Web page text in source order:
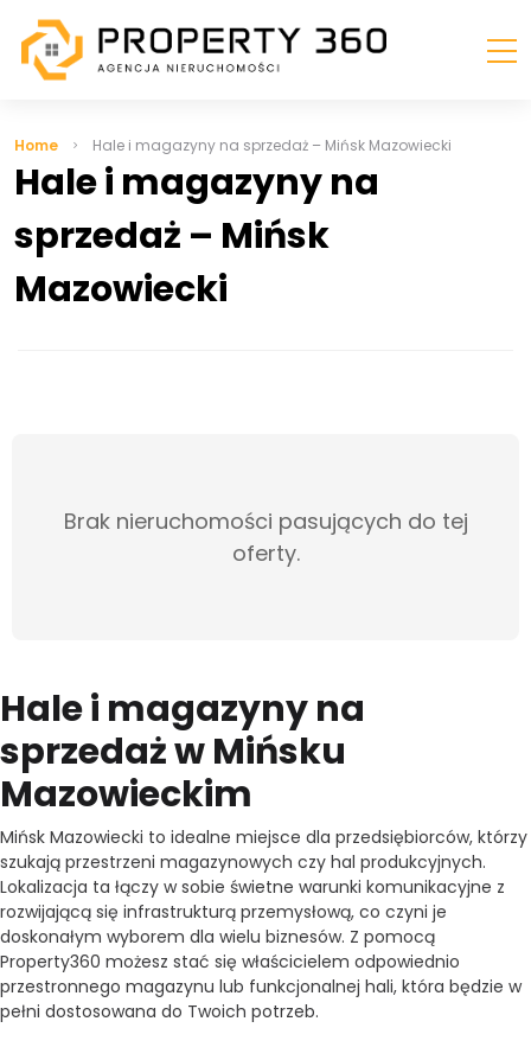
Home Hale i magazyny na sprzedaż – Mińsk Mazowiecki
Hale i magazyny na
sprzedaż – Mińsk
Mazowiecki
Brak nieruchomości pasujących do tej
oferty.
Hale i magazyny na
sprzedaż w Mińsku
Mazowieckim
Mińsk Mazowiecki to idealne miejsce dla przedsiębiorców, którzy
szukają przestrzeni magazynowych czy hal produkcyjnych.
Lokalizacja ta łączy w sobie świetne warunki komunikacyjne z
rozwijającą się infrastrukturą przemysłową, co czyni je
doskonałym wyborem dla wielu biznesów. Z pomocą
Property360 możesz stać się właścicielem odpowiednio
przestronnego magazynu lub funkcjonalnej hali, która będzie w
pełni dostosowana do Twoich potrzeb.